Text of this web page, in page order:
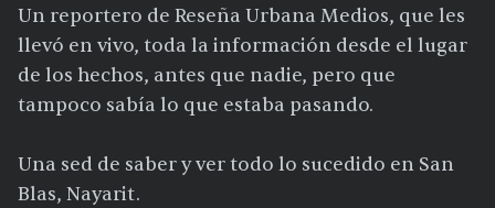
Un reportero de Reseña Urbana Medios, que les
llevó en vivo, toda la información desde el lugar
de los hechos, antes que nadie, pero que
tampoco sabía lo que estaba pasando.
Una sed de saber y ver todo lo sucedido en San
Blas, Nayarit.